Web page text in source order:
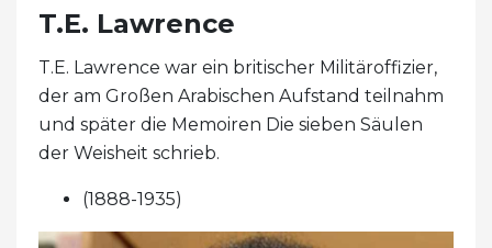
T.E. Lawrence
T.E. Lawrence war ein britischer Militäroffizier,
der am Großen Arabischen Aufstand teilnahm
und später die Memoiren Die sieben Säulen
der Weisheit schrieb.
(1888-1935)